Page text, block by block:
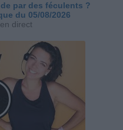
par des féculents ?
du 05/08/2026
direct